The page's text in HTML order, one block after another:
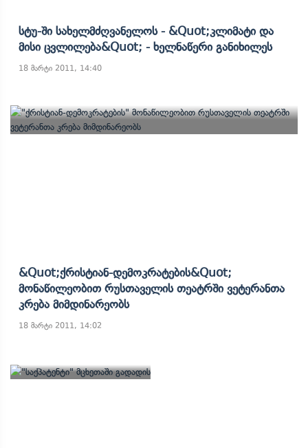
Სტუ-Ში Სახელმძღვანელოს - &quot;კლიმატი Და
Მისი Ცვლილება&quot; - Ხელნაწერი Განიხილეს
18 მარტი 2011, 14:40
&quot;ქრისტიან-Დემოკრატების&quot;
Მონაწილეობით Რუსთაველის Თეატრში Ვეტერანთა
Კრება Მიმდინარეობს
18 მარტი 2011, 14:02